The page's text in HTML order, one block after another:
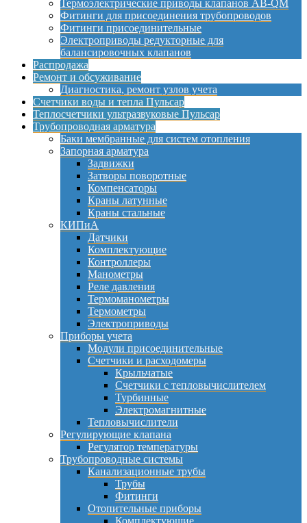
Термоэлектрические приводы клапанов AB-QM
Фитинги для присоединения трубопроводов
Фитинги присоединительные
Электроприводы редукторные для
балансировочных клапанов
Распродажа
Ремонт и обсуживание
Диагностика, ремонт узлов учета
Счетчики воды и тепла Пульсар
Теплосчетчики ультразвуковые Пульсар
Трубопроводная арматура
Баки мембранные для систем отопления
Запорная арматура
Задвижки
Затворы поворотные
Компенсаторы
Краны латунные
Краны стальные
КИПиА
Датчики
Комплектующие
Контроллеры
Манометры
Реле давления
Термоманометры
Термометры
Электроприводы
Приборы учета
Модули присоединительные
Счетчики и расходомеры
Крыльчатые
Счетчики с тепловычислителем
Турбинные
Электромагнитные
Тепловычислители
Регулирующие клапана
Регулятор температуры
Трубопроводные системы
Канализационные трубы
Трубы
Фитинги
Отопительные приборы
Комплектующие